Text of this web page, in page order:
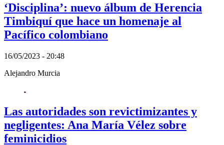
‘Disciplina’: nuevo álbum de Herencia
Timbiquí que hace un homenaje al
Pacífico colombiano
16/05/2023 - 20:48
Alejandro Murcia
Las autoridades son revictimizantes y
negligentes: Ana María Vélez sobre
feminicidios